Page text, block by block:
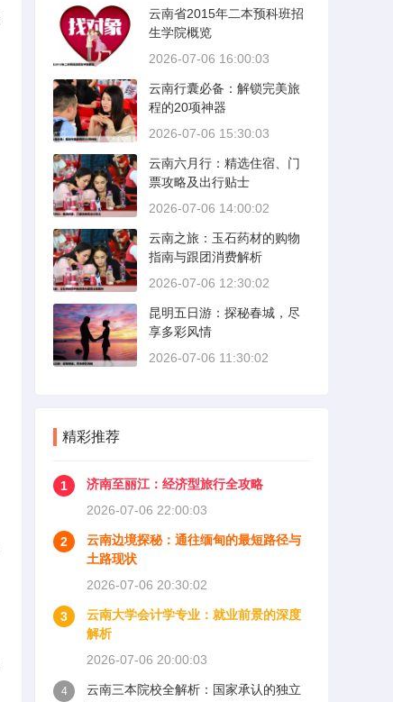
云南省2015年二本预科班招
生学院概览
2026-07-06 16:00:03
云南行囊必备：解锁完美旅
程的20项神器
2026-07-06 15:30:03
云南六月行：精选住宿、门
票攻略及出行贴士
2026-07-06 14:00:02
云南之旅：玉石药材的购物
指南与跟团消费解析
2026-07-06 12:30:02
昆明五日游：探秘春城，尽
享多彩风情
2026-07-06 11:30:02
精彩推荐
1
济南至丽江：经济型旅行全攻略
2026-07-06 22:00:03
2
云南边境探秘：通往缅甸的最短路径与
土路现状
2026-07-06 20:30:02
3
云南大学会计学专业：就业前景的深度
解析
2026-07-06 20:00:03
4
云南三本院校全解析：国家承认的独立